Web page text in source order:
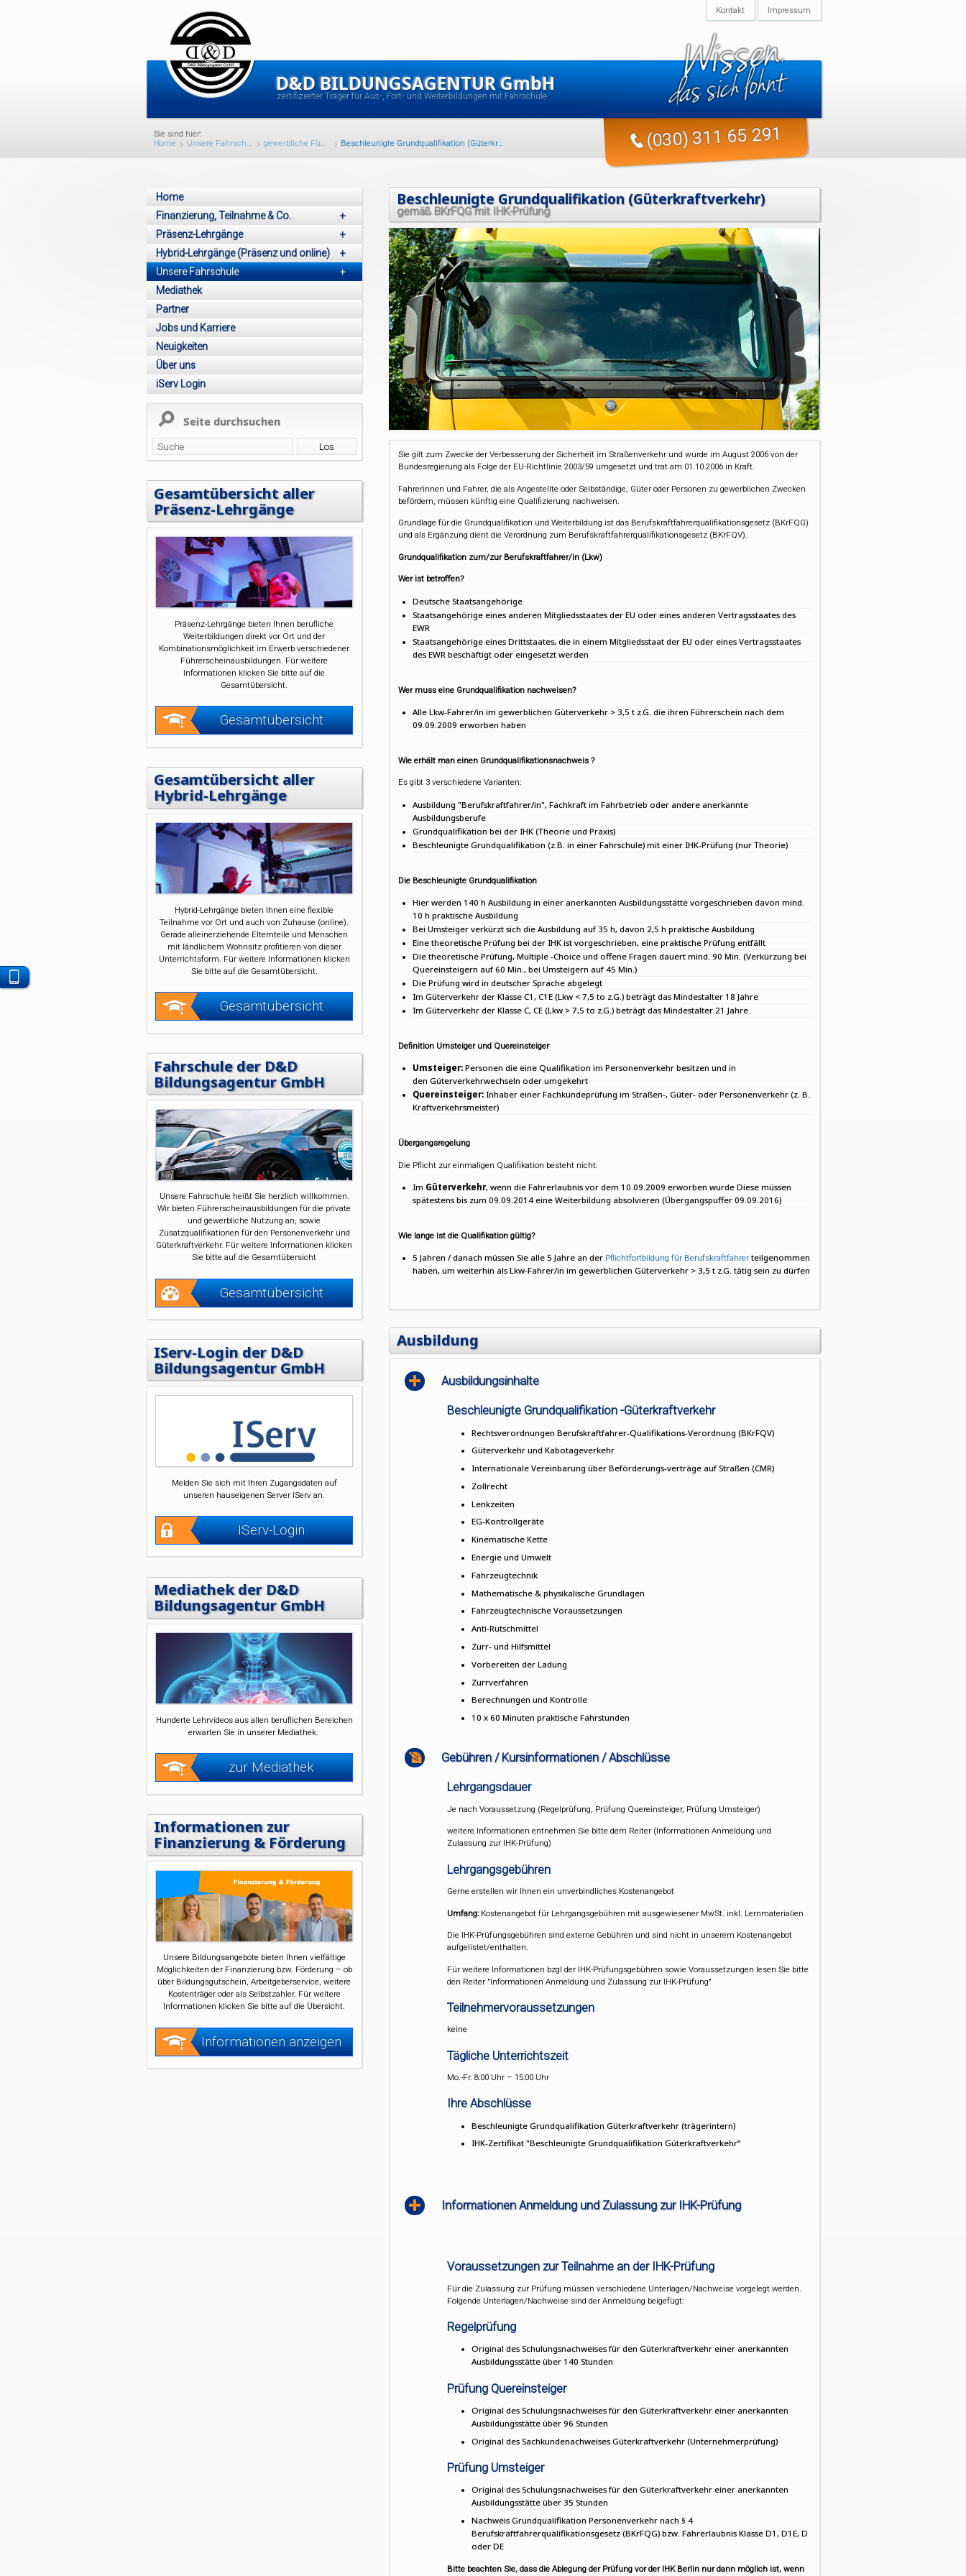
Kontaktieren
Kontakt Impressum
D&D BILDUNGSAGENTUR GmbH
zertifizierter Träger für Aus-, Fort- und Weiterbildungen mit Fahrschule
(030) 311 65 291
Home Unsere Fahrschule gewerbliche Führerscheinausbildungen / berufliche Qualifizierungen Beschleunigte Grundqualifikation (Güterkraftverkehr) gemäß BKrFQG mit IHK-Prüfung
Beschleunigte Grundqualifikation (Güterkraftverkehr)
gemäß BKrFQG mit IHK-Prüfung
Sie gilt zum Zwecke der Verbesserung der Sicherheit im Straßenverkehr und wurde im August 2006 von der
Bundesregierung als Folge der EU-Richtlinie 2003/59 umgesetzt und trat am 01.10.2006 in Kraft.
Fahrerinnen und Fahrer, die als Angestellte oder Selbständige, Güter oder Personen zu gewerblichen Zwecken
befördern, müssen künftig eine Qualifizierung nachweisen.
Grundlage für die Grundqualifikation und Weiterbildung ist das Berufskraftfahrerqualifikationsgesetz (BKrFQG)
und als Ergänzung dient die Verordnung zum Berufskraftfahrerqualifikationsgesetz (BKrFQV).
Grundqualifikation zum/zur Berufskraftfahrer/in (Lkw)
Wer ist betroffen?
Deutsche Staatsangehörige
Staatsangehörige eines anderen Mitgliedsstaates der EU oder eines anderen Vertragsstaates des
EWR
Staatsangehörige eines Drittstaates, die in einem Mitgliedsstaat der EU oder eines Vertragsstaates
des EWR beschäftigt oder eingesetzt werden
Wer muss eine Grundqualifikation nachweisen?
Alle Lkw-Fahrer/in im gewerblichen Güterverkehr > 3,5 t z.G. die ihren Führerschein nach dem
09.09.2009 erworben haben
Wie erhält man einen Grundqualifikationsnachweis ?
Es gibt 3 verschiedene Varianten:
Ausbildung "Berufskraftfahrer/in", Fachkraft im Fahrbetrieb oder andere anerkannte
Ausbildungsberufe
Grundqualifikation bei der IHK (Theorie und Praxis)
Beschleunigte Grundqualifikation (z.B. in einer Fahrschule) mit einer IHK-Prüfung (nur Theorie)
Die Beschleunigte Grundqualifikation
Hier werden 140 h Ausbildung in einer anerkannten Ausbildungsstätte vorgeschrieben davon mind.
10 h praktische Ausbildung
Bei Umsteiger verkürzt sich die Ausbildung auf 35 h, davon 2,5 h praktische Ausbildung
Eine theoretische Prüfung bei der IHK ist vorgeschrieben, eine praktische Prüfung entfällt
Die theoretische Prüfung, Multiple -Choice und offene Fragen dauert mind. 90 Min. (Verkürzung bei
Quereinsteigern auf 60 Min., bei Umsteigern auf 45 Min.)
Die Prüfung wird in deutscher Sprache abgelegt
Im Güterverkehr der Klasse C1, C1E (Lkw < 7,5 to z.G.) beträgt das Mindestalter 18 Jahre
Im Güterverkehr der Klasse C, CE (Lkw > 7,5 to z.G.) beträgt das Mindestalter 21 Jahre
Definition Umsteiger und Quereinsteiger
Umsteiger:Personen die eine Qualifikation imPersonenverkehrbesitzen und in
denGüterverkehrwechseln oder umgekehrt
Quereinsteiger: Inhaber einer Fachkundeprüfung im Straßen-, Güter- oder Personenverkehr (z. B.
Kraftverkehrsmeister)
Übergangsregelung
Die Pflicht zur einmaligen Qualifikation besteht nicht:
Im Güterverkehr, wenn die Fahrerlaubnis vor dem 10.09.2009 erworben wurde Diese müssen
spätestens bis zum 09.09.2014 eine Weiterbildung absolvieren (Übergangspuffer 09.09.2016)
Wie lange ist die Qualifikation gültig?
5 Jahren / danach müssen Sie alle 5 Jahre an der Pflichtfortbildung für Berufskraftfahrer teilgenommen
haben, um weiterhin als Lkw-Fahrer/in im gewerblichen Güterverkehr > 3,5 t z.G. tätig sein zu dürfen
Ausbildung
Ausbildungsinhalte
Beschleunigte Grundqualifikation -Güterkraftverkehr
Rechtsverordnungen Berufskraftfahrer-Qualifikations-Verordnung (BKrFQV)
Güterverkehr und Kabotageverkehr
Internationale Vereinbarung über Beförderungs-verträge auf Straßen (CMR)
Zollrecht
Lenkzeiten
EG-Kontrollgeräte
Kinematische Kette
Energie und Umwelt
Fahrzeugtechnik
Mathematische & physikalische Grundlagen
Fahrzeugtechnische Voraussetzungen
Anti-Rutschmittel
Zurr- und Hilfsmittel
Vorbereiten der Ladung
Zurrverfahren
Berechnungen und Kontrolle
10 x 60 Minuten praktische Fahrstunden
Gebühren / Kursinformationen / Abschlüsse
Lehrgangsdauer
Je nach Voraussetzung (Regelprüfung, Prüfung Quereinsteiger, Prüfung Umsteiger)
weitere Informationen entnehmen Sie bitte dem Reiter (Informationen Anmeldung und
Zulassung zur IHK-Prüfung)
Lehrgangsgebühren
Gerne erstellen wir Ihnen ein unverbindliches Kostenangebot
Umfang:Kostenangebot für Lehrgangsgebühren mit ausgewiesener MwSt. inkl. Lernmaterialien
Die IHK-Prüfungsgebühren sind externe Gebühren und sind nicht in unserem Kostenangebot
aufgelistet/enthalten.
Für weitere Informationen bzgl der IHK-Prüfungsgebühren sowie Voraussetzungen lesen Sie bitte
den Reiter "Informationen Anmeldung und Zulassung zur IHK-Prüfung"
Teilnehmervoraussetzungen
keine
Tägliche Unterrichtszeit
Mo.-Fr. 8:00 Uhr – 15:00 Uhr
Ihre Abschlüsse
Beschleunigte Grundqualifikation Güterkraftverkehr (trägerintern)
IHK-Zertifikat "Beschleunigte Grundqualifikation Güterkraftverkehr“
Informationen Anmeldung und Zulassung zur IHK-Prüfung
Voraussetzungen zur Teilnahme an der IHK-Prüfung
Für die Zulassung zur Prüfung müssen verschiedene Unterlagen/Nachweise vorgelegt werden.
Folgende Unterlagen/Nachweise sind der Anmeldung beigefügt:
Regelprüfung
Original des Schulungsnachweises für den Güterkraftverkehr einer anerkannten
Ausbildungsstätte über 140 Stunden
Prüfung Quereinsteiger
Original des Schulungsnachweises für den Güterkraftverkehr einer anerkannten
Ausbildungsstätte über 96 Stunden
Original des Sachkundenachweises Güterkraftverkehr (Unternehmerprüfung)
Prüfung Umsteiger
Original des Schulungsnachweises für den Güterkraftverkehr einer anerkannten
Ausbildungsstätte über 35 Stunden
Nachweis Grundqualifikation Personenverkehr nach § 4
Berufskraftfahrerqualifikationsgesetz (BKrFQG) bzw. Fahrerlaubnis Klasse D1, D1E, D
oder DE
Bitte beachten Sie, dass die Ablegung der Prüfung vor der IHK Berlin nur dann möglich ist, wenn
Home
Finanzierung, Teilnahme & Co.
+
Präsenz-Lehrgänge
+
Hybrid-Lehrgänge (Präsenz und online)
+
Unsere Fahrschule
+
Mediathek
Partner
Jobs und Karriere
Neuigkeiten
Über uns
iServ Login
Seite durchsuchen
Gesamtübersicht aller
Präsenz-Lehrgänge
Präsenz-Lehrgänge bieten Ihnen berufliche
Weiterbildungen direkt vor Ort und der
Kombinationsmöglichkeit im Erwerb verschiedener
Führerscheinausbildungen. Für weitere
Informationen klicken Sie bitte auf die
Gesamtübersicht.
Gesamtübersicht
Gesamtübersicht aller
Hybrid-Lehrgänge
Hybrid-Lehrgänge bieten Ihnen eine flexible
Teilnahme vor Ort und auch von Zuhause (online).
Gerade alleinerziehende Elternteile und Menschen
mit ländlichem Wohnsitz profitieren von dieser
Unterrichtsform. Für weitere Informationen klicken
Sie bitte auf die Gesamtübersicht.
Gesamtübersicht
Fahrschule der D&D
Bildungsagentur GmbH
Unsere Fahrschule heißt Sie herzlich willkommen.
Wir bieten Führerscheinausbildungen für die private
und gewerbliche Nutzung an, sowie
Zusatzqualifikationen für den Personenverkehr und
Güterkraftverkehr. Für weitere Informationen klicken
Sie bitte auf die Gesamtübersicht
Gesamtübersicht
IServ-Login der D&D
Bildungsagentur GmbH
Melden Sie sich mit Ihren Zugangsdaten auf
unseren hauseigenen Server IServ an.
IServ-Login
Mediathek der D&D
Bildungsagentur GmbH
Hunderte Lehrvideos aus allen beruflichen Bereichen
erwarten Sie in unserer Mediathek.
zur Mediathek
Informationen zur
Finanzierung & Förderung
Unsere Bildungsangebote bieten Ihnen vielfältige
Möglichkeiten der Finanzierung bzw. Förderung – ob
über Bildungsgutschein, Arbeitgeberservice, weitere
Kostenträger oder als Selbstzahler. Für weitere
Informationen klicken Sie bitte auf die Übersicht.
Informationen anzeigen